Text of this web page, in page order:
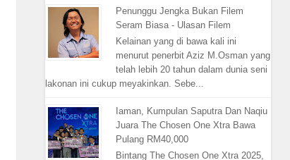
Penunggu Jengka Bukan Filem
Seram Biasa - Ulasan Filem
Kelainan yang di bawa kali ini
menurut penerbit Aziz M.Osman yang
telah lebih 20 tahun dalam dunia seni
lakonan ini cukup meyakinkan. Sebe...
Iaman, Kumpulan Saputra Dan Naqiu
Juara The Chosen One Xtra Bawa
Pulang RM40,000
Bintang The Chosen One Xtra 2025,